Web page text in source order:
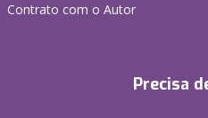
Contrato com o Autor
Precisa